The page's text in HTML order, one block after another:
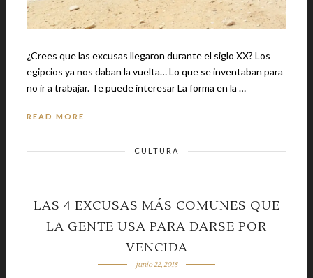
¿Crees que las excusas llegaron durante el siglo XX? Los
egipcios ya nos daban la vuelta… Lo que se inventaban para
no ir a trabajar. Te puede interesar La forma en la …
READ MORE
CULTURA
LAS 4 EXCUSAS MÁS COMUNES QUE
LA GENTE USA PARA DARSE POR
VENCIDA
junio 22, 2018